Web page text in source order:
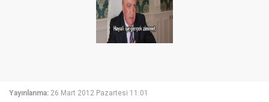
Yayınlanma: 26 Mart 2012 Pazartesi 11:01